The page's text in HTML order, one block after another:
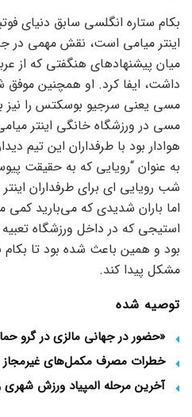
بکام ستاره انگلسی سابق دنیای
اینتر میامی است، نقش مهمی در
میان پیشنهادهای هنگفتی که از
داشت، ایفا کرد. او همچنین
مسی یعنی سرجیو بوسکتس را نیز به
مسی در ورزشگاه خانگی اینتر
هوادار بود با طرفداران این تیم
به عنوان “رویایی که به حقیقت
شب رویایی ای برای طرفداران
اما باران شدیدی که می‌بارید کمی
استیجی که در داخل ورزشگاه تعبیه
بود و همین باعث شده بود تا بکام
مشکل پیدا کند.
توصیه شده
«حضور در جهانی مالزی در گرو
خطرات مصرف مکمل‌های غیرمجاز
آخرین مرحله المپیاد ورزش